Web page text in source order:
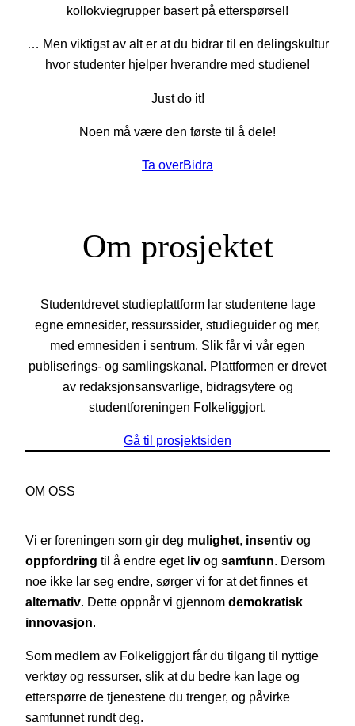
kollokviegrupper basert på etterspørsel!
… Men viktigst av alt er at du bidrar til en delingskultur
hvor studenter hjelper hverandre med studiene!
Just do it!
Noen må være den første til å dele!
Ta overBidra
Om prosjektet
Studentdrevet studieplattform lar studentene lage
egne emnesider, ressurssider, studieguider og mer,
med emnesiden i sentrum. Slik får vi vår egen
publiserings- og samlingskanal. Plattformen er drevet
av redaksjonsansvarlige, bidragsytere og
studentforeningen Folkeliggjort.
Gå til prosjektsiden
OM OSS
Vi er foreningen som gir deg mulighet, insentiv og
oppfordring til å endre eget liv og samfunn. Dersom
noe ikke lar seg endre, sørger vi for at det finnes et
alternativ. Dette oppnår vi gjennom demokratisk
innovasjon.
Som medlem av Folkeliggjort får du tilgang til nyttige
verktøy og ressurser, slik at du bedre kan lage og
etterspørre de tjenestene du trenger, og påvirke
samfunnet rundt deg.